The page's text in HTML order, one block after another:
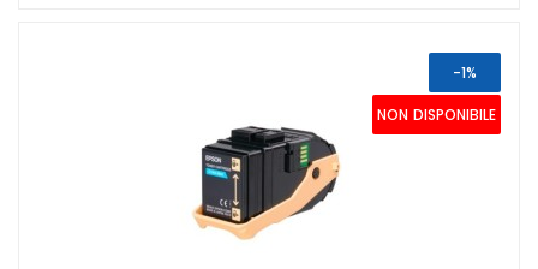
NON DISPONIBILE
-1%